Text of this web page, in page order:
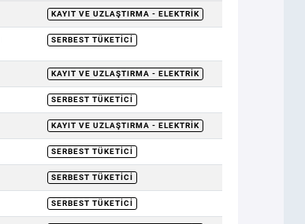
KAYIT VE UZLAŞTIRMA - ELEKTRIK
SERBEST TÜKETICI
KAYIT VE UZLAŞTIRMA - ELEKTRIK
SERBEST TÜKETICI
KAYIT VE UZLAŞTIRMA - ELEKTRIK
SERBEST TÜKETICI
SERBEST TÜKETICI
SERBEST TÜKETICI